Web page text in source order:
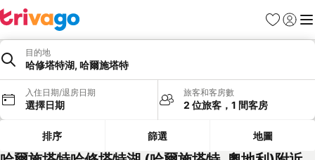
我的最愛
登入 選
目的地
哈修塔特湖, 哈爾施塔特
入住日期/退房日期
選擇日期
旅客和客房數
2 位旅客，1 間客房
排序 篩選 地圖